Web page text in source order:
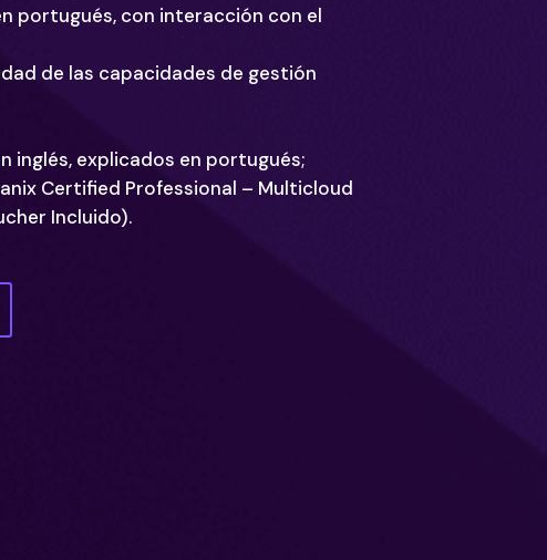
portugués, con interacción con el
de las capacidades de gestión
explicados en portugués;
Certified Professional – Multicloud
Incluido).